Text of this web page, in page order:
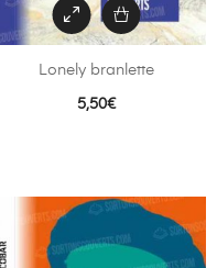
Lonely branlette
5,50€